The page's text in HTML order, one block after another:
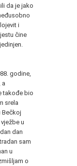
da je jako
i
čine
godine,
a
takođe bio
srela
Bečkoj
u
dan
sam
u
o